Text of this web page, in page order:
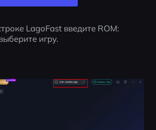
LagoFast введите ROM:
игру.